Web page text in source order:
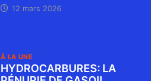
12 mars 2026
À LA UNE
HYDROCARBURES: LA